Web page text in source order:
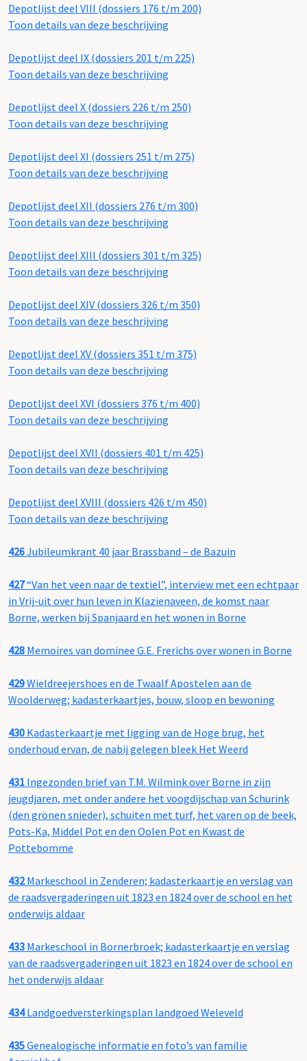
Depotlijst deel VIII (dossiers 176 t/m 200)
Toon details van deze beschrijving
Depotlijst deel IX (dossiers 201 t/m 225)
Toon details van deze beschrijving
Depotlijst deel X (dossiers 226 t/m 250)
Toon details van deze beschrijving
Depotlijst deel XI (dossiers 251 t/m 275)
Toon details van deze beschrijving
Depotlijst deel XII (dossiers 276 t/m 300)
Toon details van deze beschrijving
Depotlijst deel XIII (dossiers 301 t/m 325)
Toon details van deze beschrijving
Depotlijst deel XIV (dossiers 326 t/m 350)
Toon details van deze beschrijving
Depotlijst deel XV (dossiers 351 t/m 375)
Toon details van deze beschrijving
Depotlijst deel XVI (dossiers 376 t/m 400)
Toon details van deze beschrijving
Depotlijst deel XVII (dossiers 401 t/m 425)
Toon details van deze beschrijving
Depotlijst deel XVIII (dossiers 426 t/m 450)
Toon details van deze beschrijving
426Jubileumkrant 40 jaar Brassband – de Bazuin
427“Van het veen naar de textiel”, interview met een echtpaar
in Vrij-uit over hun leven in Klazienaveen, de komst naar
Borne, werken bij Spanjaard en het wonen in Borne
428 Memoires van dominee G.E. Frerichs over wonen in Borne
429Wieldreejershoes en de Twaalf Apostelen aan de
Woolderweg; kadasterkaartjes, bouw, sloop en bewoning
430 Kadasterkaartje met ligging van de Hoge brug, het
onderhoud ervan, de nabij gelegen bleek Het Weerd
431 Ingezonden brief van T.M. Wilmink over Borne in zijn
jeugdjaren, met onder andere het voogdijschap van Schurink
(den grönen snieder), schuiten met turf, het varen op de beek,
Pots-Ka, Middel Pot en den Oolen Pot en Kwast de
Pottebomme
432Markeschool in Zenderen; kadasterkaartje en verslag van
de raadsvergaderingen uit 1823 en 1824 over de school en het
onderwijs aldaar
433 Markeschool in Bornerbroek; kadasterkaartje en verslag
van de raadsvergaderingen uit 1823 en 1824 over de school en
het onderwijs aldaar
434Landgoedversterkingsplan landgoed Weleveld
435Genealogische informatie en foto’s van familie